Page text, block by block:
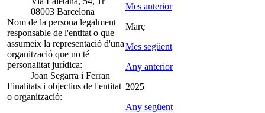
08003 Barcelona
Nom de la persona legalment
responsable de l'entitat o que
assumeix la representació d'una
organització que no té
personalitat jurídica:
Joan Segarra i Ferran
Finalitats i objectius de l'entitat
o organització:
Mes anterior
Març
Mes següent
Any anterior
2025
Any següent